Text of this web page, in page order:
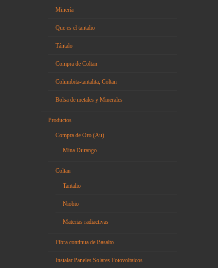
Minería
Que es el tantalio
Tántalo
Compra de Coltan
Columbita-tantalita, Coltan
Bolsa de metales y Minerales
Productos
Compra de Oro (Au)
Mina Durango
Coltan
Tantalio
Niobio
Materias radiactivas
Fibra continua de Basalto
Instalar Paneles Solares Fotovoltaicos